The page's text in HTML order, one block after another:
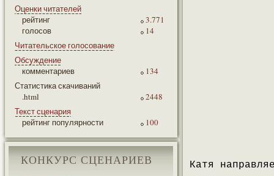
Оценки читателей
рейтинг
3.771
голосов
14
Читательское голосование
Обсуждение
комментариев
134
Статистика скачиваний
.html
2448
Текст сценария
рейтинг популярности
100
КОНКУРС СЦЕНАРИЕВ
Катя